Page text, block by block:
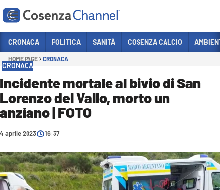
Sezioni
CRONACA
POLITICA
COSENZA CALCIO
ECONOMIA E LAVORO
SANITÀ
SPORT
CRONACA POLITICA SANITÀ COSENZA CALCIO
HOME PAGE CRONACA
CRONACA
Incidente mortale al bivio di San
Lorenzo del Vallo, morto un
anziano | FOTO
4 aprile 2023 16:37